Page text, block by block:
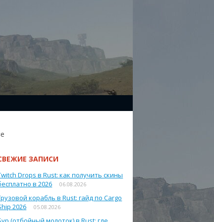
ЗАПИСИ
Drops в Rust: как получить скины
в 2026
06.08.2026
корабль в Rust: гайд по Cargo
2026
05.08.2026